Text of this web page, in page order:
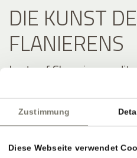
Zustimmung
Diese Webseite verwendet
DIE KUNST
FLANIERENS
Lust auf Shopping,
dörflichen Charme?
die Gassen von Eppan,
nahegelegenen Städte